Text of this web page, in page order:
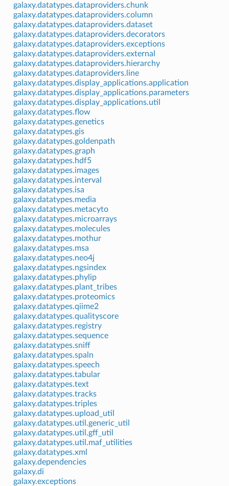
galaxy.datatypes.dataproviders.chunk
galaxy.datatypes.dataproviders.column
galaxy.datatypes.dataproviders.dataset
galaxy.datatypes.dataproviders.decorators
galaxy.datatypes.dataproviders.exceptions
galaxy.datatypes.dataproviders.external
galaxy.datatypes.dataproviders.hierarchy
galaxy.datatypes.dataproviders.line
galaxy.datatypes.display_applications.application
galaxy.datatypes.display_applications.parameters
galaxy.datatypes.display_applications.util
galaxy.datatypes.flow
galaxy.datatypes.genetics
galaxy.datatypes.gis
galaxy.datatypes.goldenpath
galaxy.datatypes.graph
galaxy.datatypes.hdf5
galaxy.datatypes.images
galaxy.datatypes.interval
galaxy.datatypes.isa
galaxy.datatypes.media
galaxy.datatypes.metacyto
galaxy.datatypes.microarrays
galaxy.datatypes.molecules
galaxy.datatypes.mothur
galaxy.datatypes.msa
galaxy.datatypes.neo4j
galaxy.datatypes.ngsindex
galaxy.datatypes.phylip
galaxy.datatypes.plant_tribes
galaxy.datatypes.proteomics
galaxy.datatypes.qiime2
galaxy.datatypes.qualityscore
galaxy.datatypes.registry
galaxy.datatypes.sequence
galaxy.datatypes.sniff
galaxy.datatypes.spaln
galaxy.datatypes.speech
galaxy.datatypes.tabular
galaxy.datatypes.text
galaxy.datatypes.tracks
galaxy.datatypes.triples
galaxy.datatypes.upload_util
galaxy.datatypes.util.generic_util
galaxy.datatypes.util.gff_util
galaxy.datatypes.util.maf_utilities
galaxy.datatypes.xml
galaxy.dependencies
galaxy.di
galaxy.exceptions